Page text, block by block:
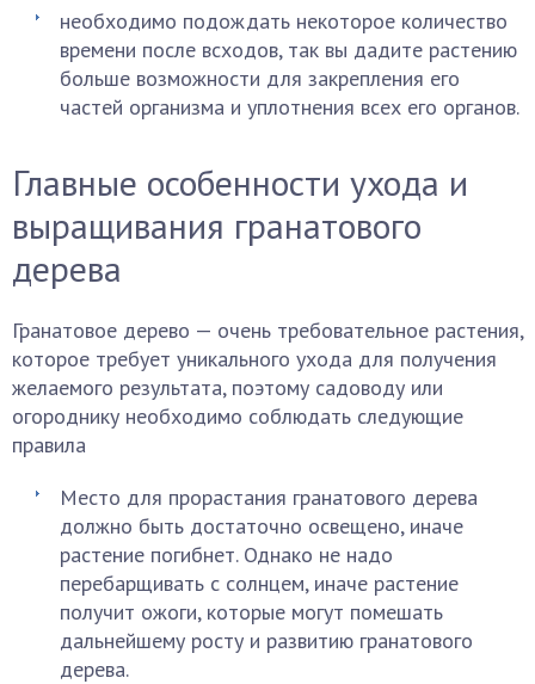
необходимо подождать некоторое количество
времени после всходов, так вы дадите растению
больше возможности для закрепления его
частей организма и уплотнения всех его органов.
Главные особенности ухода и
выращивания гранатового
дерева
Гранатовое дерево — очень требовательное растения,
которое требует уникального ухода для получения
желаемого результата, поэтому садоводу или
огороднику необходимо соблюдать следующие
правила
Место для прорастания гранатового дерева
должно быть достаточно освещено, иначе
растение погибнет. Однако не надо
перебарщивать с солнцем, иначе растение
получит ожоги, которые могут помешать
дальнейшему росту и развитию гранатового
дерева.